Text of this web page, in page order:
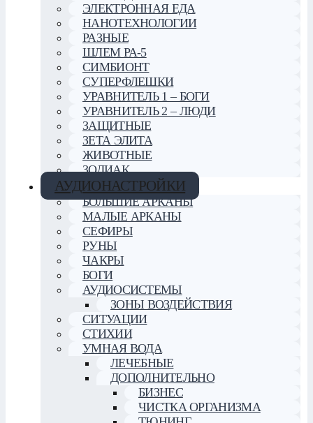
ЭЛЕКТРОННАЯ ЕДА
НАНОТЕХНОЛОГИИ
РАЗНЫЕ
ШЛЕМ РА-5
СИМБИОНТ
СУПЕРФЛЕШКИ
УРАВНИТЕЛЬ 1 – БОГИ
УРАВНИТЕЛЬ 2 – ЛЮДИ
ЗАЩИТНЫЕ
ЗЕТА ЭЛИТА
ЖИВОТНЫЕ
ЗОДИАК
АУДИОНАСТРОЙКИ
БОЛЬШИЕ АРКАНЫ
МАЛЫЕ АРКАНЫ
СЕФИРЫ
РУНЫ
ЧАКРЫ
БОГИ
АУДИОСИСТЕМЫ
ЗОНЫ ВОЗДЕЙСТВИЯ
СИТУАЦИИ
СТИХИИ
УМНАЯ ВОДА
ЛЕЧЕБНЫЕ
ДОПОЛНИТЕЛЬНО
БИЗНЕС
ЧИСТКА ОРГАНИЗМА